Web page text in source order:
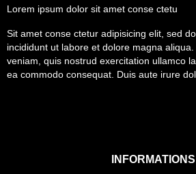
Lorem ipsum dolor sit amet conse ctetu
Sit amet conse ctetur adipisicing elit, sed
incididunt ut labore et dolore magna
veniam, quis nostrud exercitation ullamco
ea commodo consequat. Duis aute irure
INFORMATIONS